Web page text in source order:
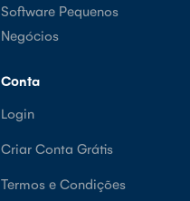
Software Pequenos
Negócios
Conta
Login
Criar Conta Grátis
Termos e Condições